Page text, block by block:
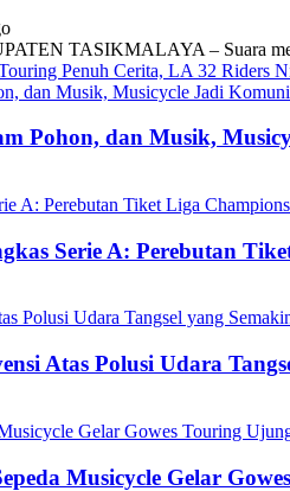
TASIKMALAYA – Suara
Penuh Cerita, LA 32 Riders
dan Musik, Musicycle Jadi
Pohon, dan Musik,
A: Perebutan Tiket Liga
Serie A: Perebutan
Polusi Udara Tangsel yang
Atas Polusi Udara
Gelar Gowes Touring
Musicycle Gelar